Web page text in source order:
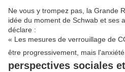
Ne vous y trompez pas, la Grande
idée du moment de Schwab et ses
déclare :
« Les mesures de verrouillage de
être progressivement, mais
perspectives sociales